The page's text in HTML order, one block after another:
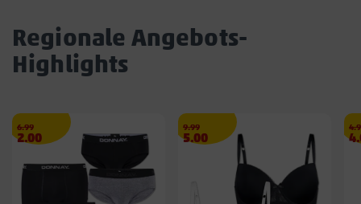
Regionale Angebots-
Highlights
Streichpreis
6.99€
Angebotspreis
2.00
2.00
Streichpreis
9.99€
Angebotspreis
5.00
5.00